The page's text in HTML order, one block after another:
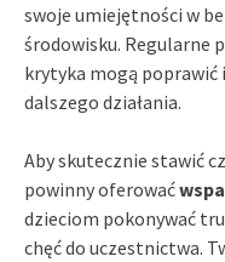
swoje umiejętności w
środowisku. Regularne
krytyka mogą poprawić
dalszego działania.
Aby skutecznie stawić
powinny oferować
dzieciom pokonywać
chęć do uczestnictwa.